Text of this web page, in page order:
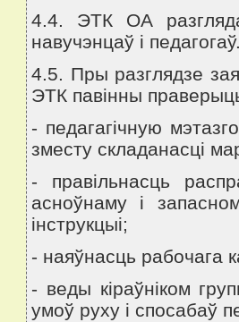
4.4. ЭТК ОА
навучэнцаў i
4.5. Пры разглядзе
ЭТК павiнны
- педагагiчную
зместу складанасцi
- правiльнасць
асноўнаму i
iнструкцыi;
- наяўнасць рабочага
- веды кiраўнiком
умоў руху i спосабаў